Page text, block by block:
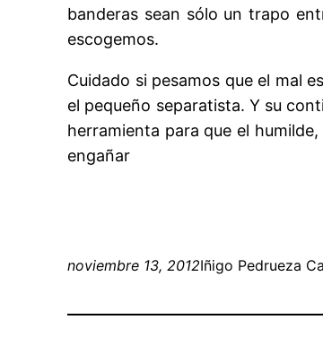
banderas sean sólo un trapo
escogemos.
Cuidado si pesamos que el mal
el pequeño separatista. Y su
herramienta para que el
engañar
noviembre 13, 2012Iñigo Pedrueza